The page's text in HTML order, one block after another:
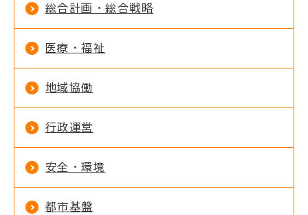
総合計画・総合戦略
医療・福祉
地域協働
行政運営
安全・環境
都市基盤